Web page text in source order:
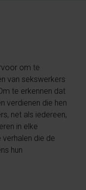
om te
van sekswerkers
te erkennen dat
verdienen die hen
net als iedereen,
in elke
die de
hun